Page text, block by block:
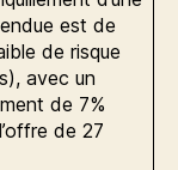
est de
de risque
avec un
de 7%
de 27